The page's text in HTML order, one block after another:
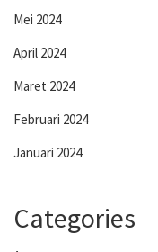
Mei 2024
April 2024
Maret 2024
Februari 2024
Januari 2024
Categories